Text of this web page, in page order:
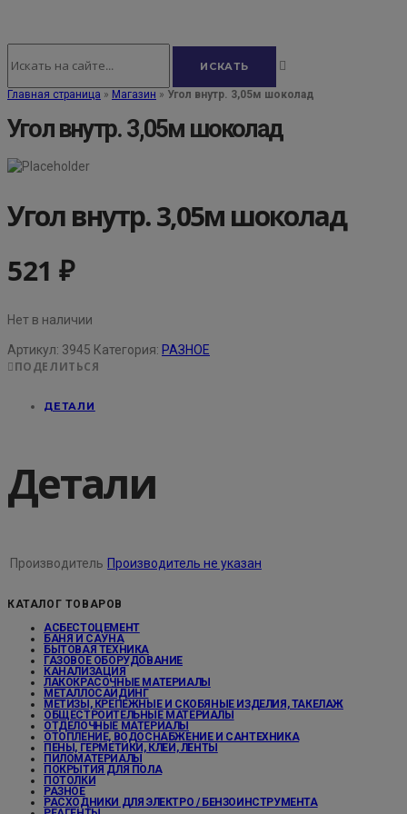
Главная страница » Магазин » Угол внутр. 3,05м шоколад
Угол внутр. 3,05м шоколад
Угол внутр. 3,05м шоколад
521₽
Нет в наличии
Артикул: 3945 Категория: РАЗНОЕ
ПОДЕЛИТЬСЯ
ДЕТАЛИ
Детали
Производитель Производитель не указан
КАТАЛОГ ТОВАРОВ
АСБЕСТОЦЕМЕНТ
БАНЯ И САУНА
БЫТОВАЯ ТЕХНИКА
ГАЗОВОЕ ОБОРУДОВАНИЕ
КАНАЛИЗАЦИЯ
ЛАКОКРАСОЧНЫЕ МАТЕРИАЛЫ
МЕТАЛЛОСАЙДИНГ
МЕТИЗЫ, КРЕПЕЖНЫЕ И СКОБЯНЫЕ ИЗДЕЛИЯ, ТАКЕЛАЖ
ОБЩЕСТРОИТЕЛЬНЫЕ МАТЕРИАЛЫ
ОТДЕЛОЧНЫЕ МАТЕРИАЛЫ
ОТОПЛЕНИЕ, ВОДОСНАБЖЕНИЕ И САНТЕХНИКА
ПЕНЫ, ГЕРМЕТИКИ, КЛЕИ, ЛЕНТЫ
ПИЛОМАТЕРИАЛЫ
ПОКРЫТИЯ ДЛЯ ПОЛА
ПОТОЛКИ
РАЗНОЕ
РАСХОДНИКИ ДЛЯ ЭЛЕКТРО / БЕНЗОИНСТРУМЕНТА